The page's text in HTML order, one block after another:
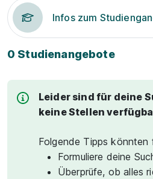
Infos zum
0 Studienangebote
Leider sind für deine
keine Stellen
Folgende Tipps könnten
Formuliere deine
Überprüfe, ob alles